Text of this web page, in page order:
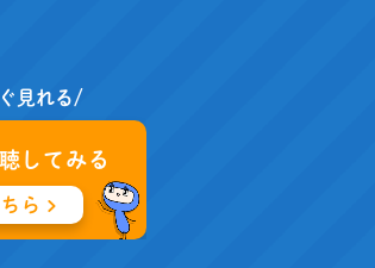
見れる/
してみる
ら